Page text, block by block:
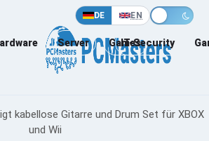
DE EN
Server Games
IT-Security
kabellose Gitarre und Drum Set für XBOX
und Wii